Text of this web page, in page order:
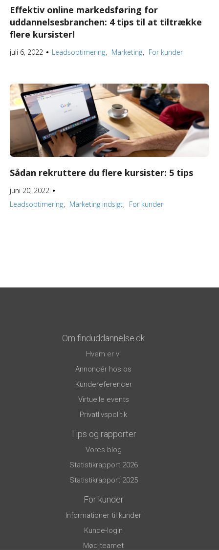
Effektiv online markedsføring for
uddannelsesbranchen: 4 tips til at tiltrække
flere kursister!
juli 6, 2022 ● Leadsoptimering Marketing For kunder
Sådan rekruttere du flere kursister: 5 tips
juni 20, 2022 ●
Leadsoptimering Marketing indsigt For kunder
Om finduddannelse.dk
Hvem er vi
Annoncér hos os
Kundereferencer
Virtuelle events
Privatlivspolitik
Tips og rapporter
Vores blog
Statistikrapport 2026
Statistikrapport 2025
For kunder
Informationer til kunder
Kunde-login
Mød teamet